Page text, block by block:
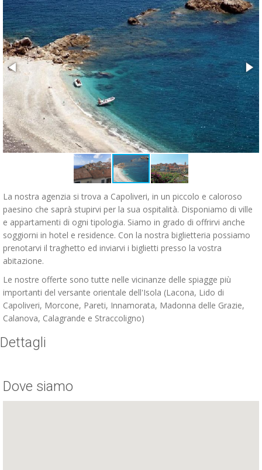
La nostra agenzia si trova a Capoliveri, in un piccolo e caloroso
paesino che saprà stupirvi per la sua ospitalità. Disponiamo di ville
e appartamenti di ogni tipologia. Siamo in grado di offrirvi anche
soggiorni in hotel e residence. Con la nostra biglietteria possiamo
prenotarvi il traghetto ed inviarvi i biglietti presso la vostra
abitazione.
Le nostre offerte sono tutte nelle vicinanze delle spiagge più
importanti del versante orientale dell'Isola (Lacona, Lido di
Capoliveri, Morcone, Pareti, Innamorata, Madonna delle Grazie,
Calanova, Calagrande e Straccoligno)
Dettagli
Dove siamo